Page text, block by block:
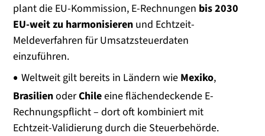
plant die EU-Kommission, E-Rechnungen bis 2030
EU-weit zu harmonisierenund Echtzeit-
Meldeverfahren für Umsatzsteuerdaten
einzuführen.
Weltweit gilt bereits in Ländern wie Mexiko,
BrasilienoderChileeine flächendeckende E-
Rechnungspflicht – dort oft kombiniert mit
Echtzeit-Validierung durch die Steuerbehörde.